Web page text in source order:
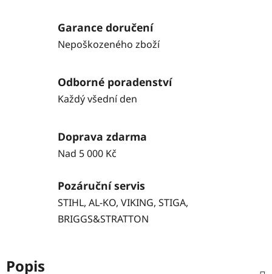
Garance doručení
Nepoškozeného zboží
Odborné poradenství
Každý všední den
Doprava zdarma
Nad 5 000 Kč
Pozáruční servis
STIHL, AL-KO, VIKING, STIGA,
BRIGGS&STRATTON
Popis